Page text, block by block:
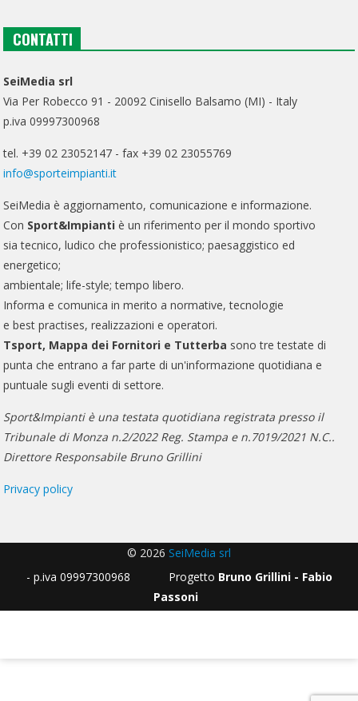
CONTATTI
SeiMedia srl
Via Per Robecco 91 - 20092 Cinisello Balsamo (MI) - Italy
p.iva 09997300968
tel. +39 02 23052147 - fax +39 02 23055769
info@sporteimpianti.it
SeiMedia è aggiornamento, comunicazione e informazione.
Con Sport&Impianti è un riferimento per il mondo sportivo
sia tecnico, ludico che professionistico; paesaggistico ed
energetico;
ambientale; life-style; tempo libero.
Informa e comunica in merito a normative, tecnologie
e best practises, realizzazioni e operatori.
Tsport, Mappa dei Fornitori e Tutterba sono tre testate di
punta che entrano a far parte di un'informazione quotidiana e
puntuale sugli eventi di settore.
Sport&Impianti è una testata quotidiana registrata presso il
Tribunale di Monza n.2/2022 Reg. Stampa e n.7019/2021 N.C..
Direttore Responsabile Bruno Grillini
Privacy policy
© 2026 SeiMedia srl
- p.iva 09997300968 Progetto Bruno Grillini - Fabio
Passoni